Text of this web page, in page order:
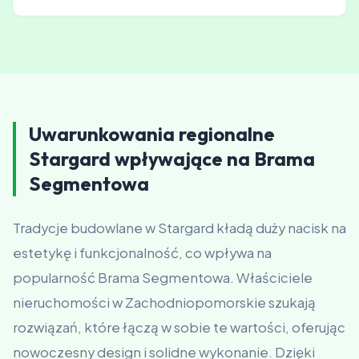
Uwarunkowania regionalne
Stargard wpływające na Brama
Segmentowa
Tradycje budowlane w Stargard kładą duży nacisk na
estetykę i funkcjonalność, co wpływa na
popularność Brama Segmentowa. Właściciele
nieruchomości w Zachodniopomorskie szukają
rozwiązań, które łączą w sobie te wartości, oferując
nowoczesny design i solidne wykonanie. Dzięki